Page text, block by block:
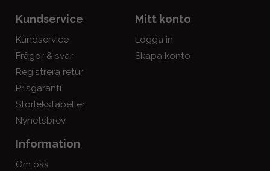
Kundservice
Kundservice
Frågor & svar
Registrera retur
Prisgaranti
Storlekstabeller
Nyhetsbrev
Mitt konto
Logga in
Skapa konto
Information
Om oss